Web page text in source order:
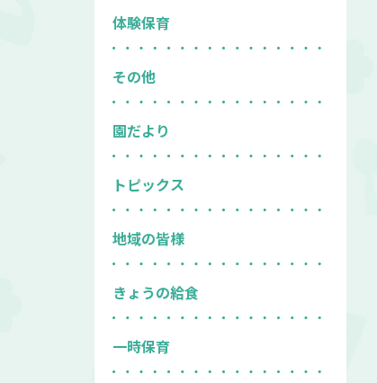
体験保育
その他
園だより
トピックス
地域の皆様
きょうの給食
一時保育